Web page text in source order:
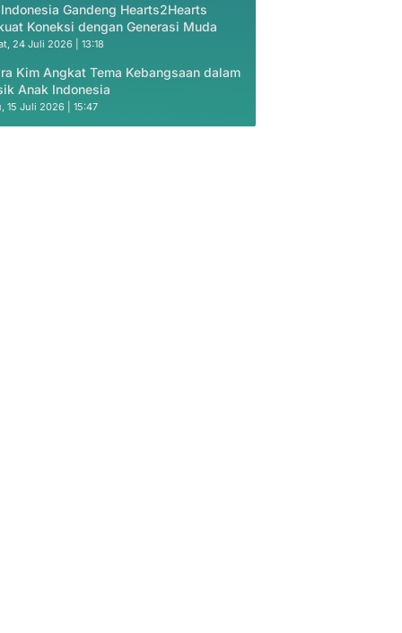
Gandeng Hearts2Hearts
Koneksi dengan Generasi Muda
24 Juli 2026 | 13:18
Kim Angkat Tema Kebangsaan dalam
Anak Indonesia
15 Juli 2026 | 15:47